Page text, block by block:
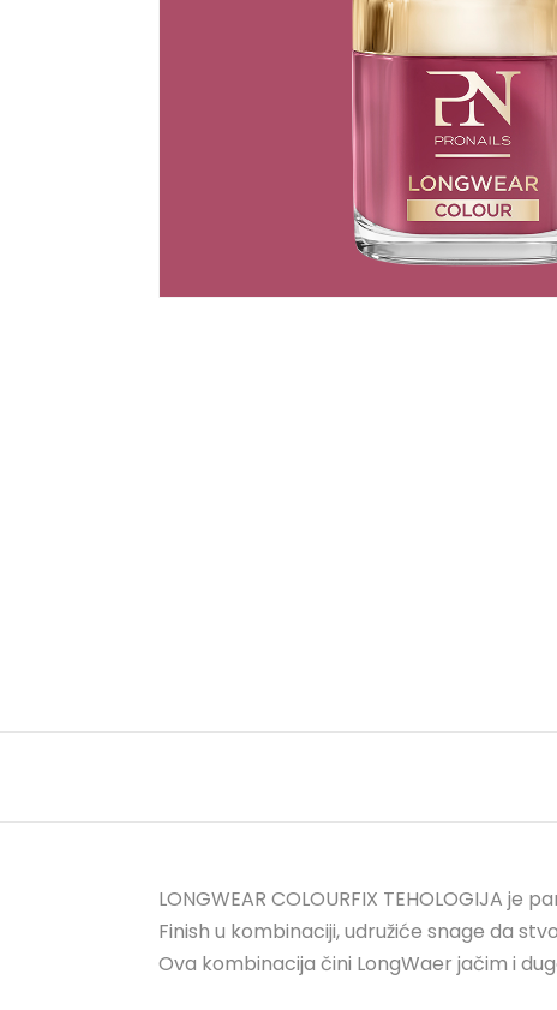
LONGWEAR COLOURFIX TEHOLOGIJA
Finish u kombinaciji, udružiće snage da
Ova kombinacija čini LongWaer jačim i